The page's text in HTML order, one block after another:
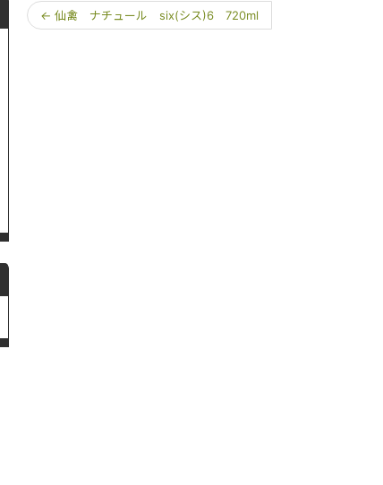
← 仙禽 ナチュール six(シス)6 720ml